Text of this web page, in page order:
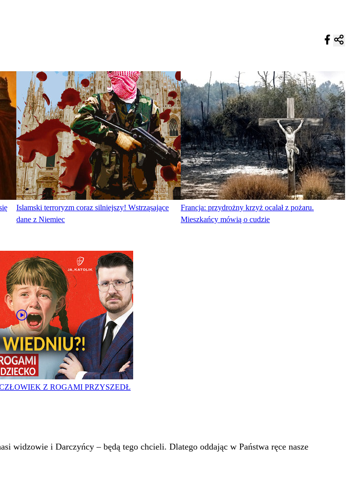
Islamski terroryzm coraz silniejszy! Wstrząsające
dane z Niemiec
Francja: przydrożny krzyż ocalał z pożaru.
Mieszkańcy mówią o cudzie
Z ROGAMI PRZYSZEDŁ
widzowie i Darczyńcy – będą tego chcieli. Dlatego oddając w Państwa ręce nasze